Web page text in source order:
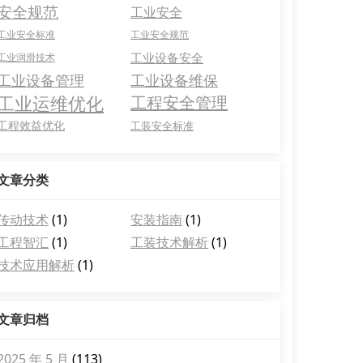
全规范 工业安全
业安全标准
工业安全规范
业润滑技术
工业设备安全
业设备管理 工业设备维保
业运维优化 工程安全管理
程效益优化 工装安全标准
章分类
动技术(1) 安装指南(1)
程智汇 (1) 工装技术解析(1)
术应用解析(1)
章归档
年 5 月 (113)